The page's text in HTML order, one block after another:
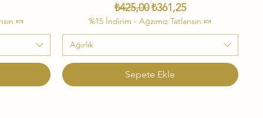
🍬
Normal Fiyat
₺425,00İndirimli Fiyat
₺361,25
%15 İndirim - Ağzımız Tatlansın 🍬
Ağırlık
Sepete Ekle